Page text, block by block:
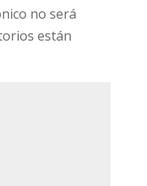
no será
están